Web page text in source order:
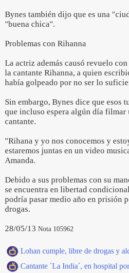
Bynes también dijo que es una
"buena chica".
Problemas con Rihanna
La actriz además causó revuelo
la cantante Rihanna, a quien
había golpeado por no ser lo
Sin embargo, Bynes dice que esos
que incluso espera algún día filmar
cantante.
"Rihana y yo nos conocemos y
estaremos juntas en un video
Amanda.
Debido a sus problemas con su
se encuentra en libertad
podría pasar medio año en prisión
drogas.
28/05/13 Nota 105962
Lohan cumple, libre de drogas y
Cantante ´La India´, en hospital